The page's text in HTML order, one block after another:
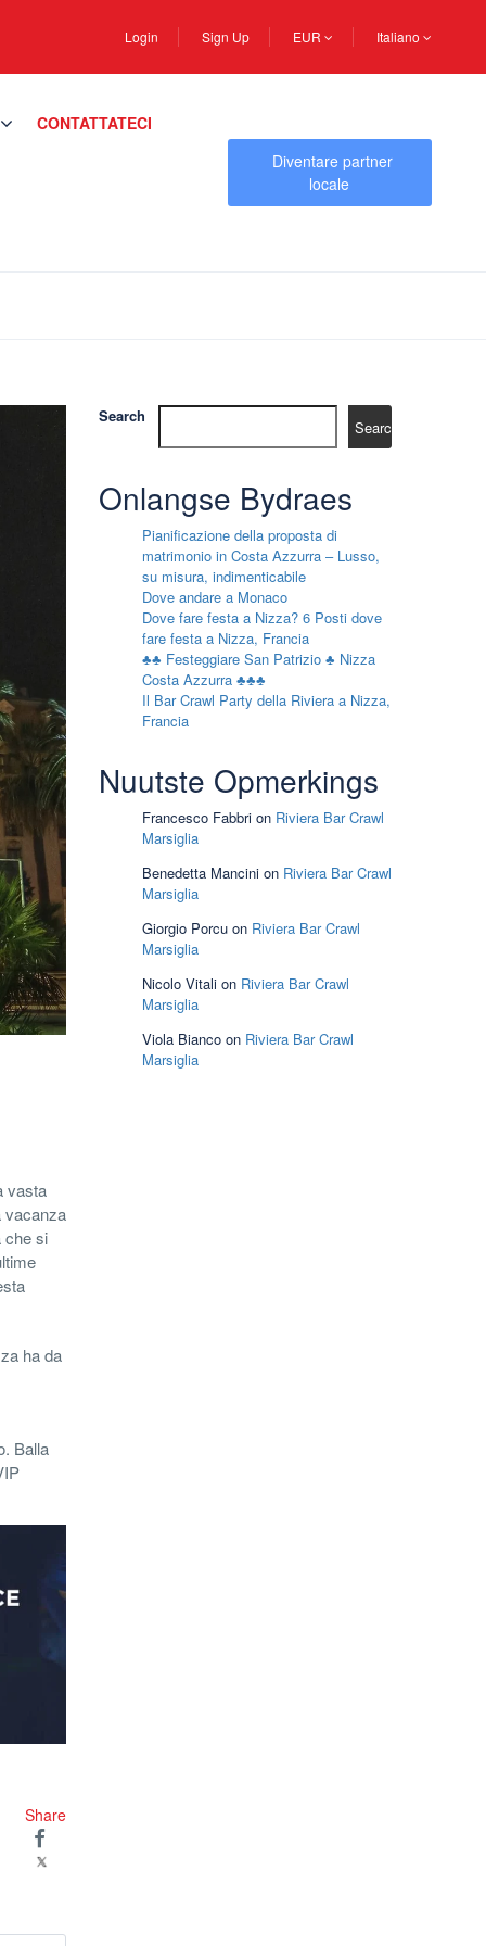
Login Sign Up EUR Italiano
CONTATTATECI
Diventare partner
locale
vasta
vacanza
che si
ha da
Balla
Share
Search
Search
Onlangse Bydraes
Pianificazione della proposta di
matrimonio in Costa Azzurra – Lusso,
su misura, indimenticabile
Dove andare a Monaco
Dove fare festa a Nizza? 6 Posti dove
fare festa a Nizza, Francia
♣♣ Festeggiare San Patrizio ♣ Nizza
Costa Azzurra ♣♣♣
Il Bar Crawl Party della Riviera a Nizza,
Francia
Nuutste Opmerkings
Francesco Fabbri on Riviera Bar Crawl
Marsiglia
Benedetta Mancini on Riviera Bar Crawl
Marsiglia
Giorgio Porcu on Riviera Bar Crawl
Marsiglia
Nicolo Vitali on Riviera Bar Crawl
Marsiglia
Viola Bianco on Riviera Bar Crawl
Marsiglia